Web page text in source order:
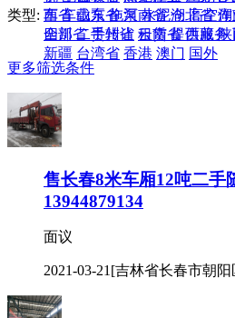
车 车载泵 拖泵 水泥仓 高空
西省 山东省 河南省 湖北省 湖
四川省 贵州省 云南省 西藏 陕
新疆 台湾省 香港 澳门 国外
类型:
全部 二手转让 租赁 提供服务
更多筛选条件
售长春8米车厢12吨二手
13944879134
面议
2021-03-21 [吉林省长春市朝阳